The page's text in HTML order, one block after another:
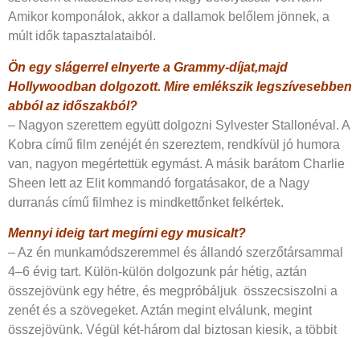
Amikor komponálok, akkor a dallamok belőlem jönnek, a
múlt idők tapasztalataiból.
Ön egy slágerrel elnyerte a Grammy-díjat,majd
Hollywoodban dolgozott. Mire emlékszik legszívesebben
abból az időszakból?
– Nagyon szerettem együtt dolgozni Sylvester Stallonéval. A
Kobra című film zenéjét én szereztem, rendkívül jó humora
van, nagyon megértettük egymást. A másik barátom Charlie
Sheen lett az Elit kommandó forgatásakor, de a Nagy
durranás című filmhez is mindkettőnket felkértek.
Mennyi ideig tart megírni egy musicalt?
– Az én munkamódszeremmel és állandó szerzőtársammal
4–6 évig tart. Külön-külön dolgozunk pár hétig, aztán
összejövünk egy hétre, és megpróbáljuk összecsiszolni a
zenét és a szövegeket. Aztán megint elválunk, megint
összejövünk. Végül két-három dal biztosan kiesik, a többit